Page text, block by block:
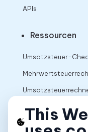
APIs
Ressourcen
Umsatzsteuer-
This